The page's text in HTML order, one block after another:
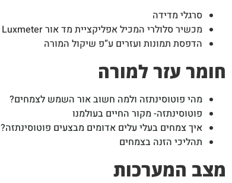
סרגלי מדידה
מכשיר סלולרי המכיל אפליקציית מד אור Luxmeter
הדפסת תמונות ועזרים ע”פ שיקול המורה
חומר עזר למורה
מהי פוטוסינתזה ולמה חשוב אור השמש לצמחים?
פוטוסינתזה- מקור החיים בעולמנו
איך צמחים בעלי עלים אדומים מבצעים פוטוסינתזה?
תהליכי הזנה בצמחים
מצב המערכות